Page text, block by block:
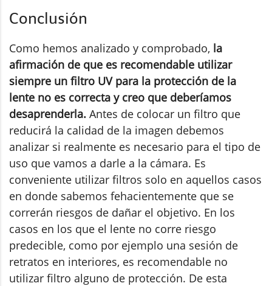
Conclusión
Como hemos analizado y comprobado, la
afirmación de que es recomendable utilizar
siempre un filtro UV para la protección de la
lente no es correcta y creo que deberíamos
desaprenderla. Antes de colocar un filtro que
reducirá la calidad de la imagen debemos
analizar si realmente es necesario para el tipo de
uso que vamos a darle a la cámara. Es
conveniente utilizar filtros solo en aquellos casos
en donde sabemos fehacientemente que se
correrán riesgos de dañar el objetivo. En los
casos en los que el lente no corre riesgo
predecible, como por ejemplo una sesión de
retratos en interiores, es recomendable no
utilizar filtro alguno de protección. De esta